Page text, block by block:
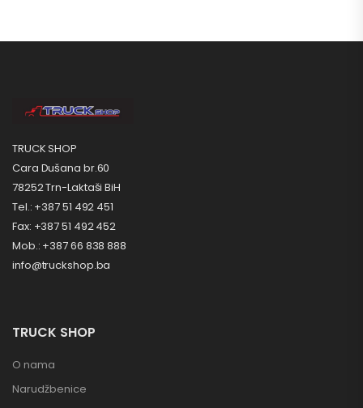
TRUCK SHOP
Cara Dušana br.60
78252 Trn-Laktaši BiH
Tel.: +387 51 492 451
Fax: +387 51 492 452
Mob.: +387 66 838 888
info@truckshop.ba
TRUCK SHOP
O nama
Narudžbenice